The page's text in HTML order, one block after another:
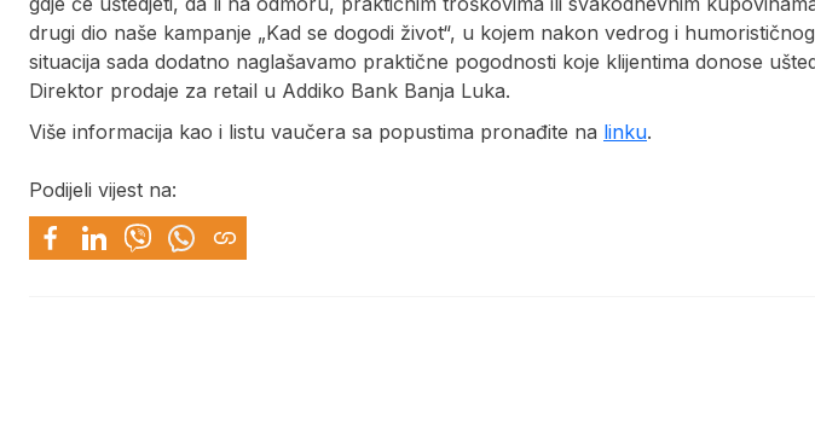
drugi dio naše kampanje „Kad se dogodi život“, u kojem nakon vedrog i
situacija sada dodatno naglašavamo praktične pogodnosti koje klijentima donose
Direktor prodaje za retail u Addiko Bank Banja Luka.
Više informacija kao i listu vaučera sa popustima pronađite na linku.
Podijeli vijest na: